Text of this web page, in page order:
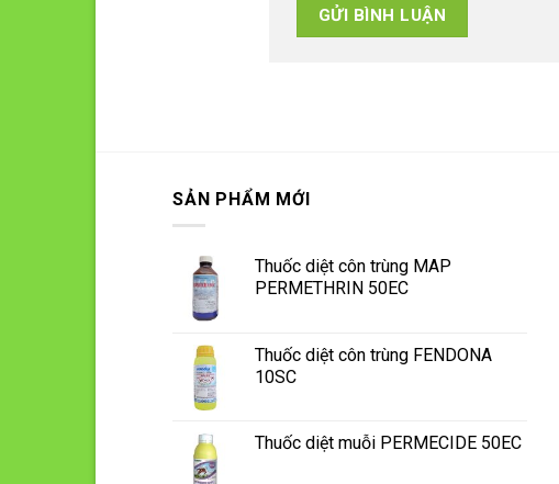
SẢN PHẨM MỚI
Thuốc diệt côn trùng MAP
PERMETHRIN 50EC
Thuốc diệt côn trùng FENDONA
10SC
Thuốc diệt muỗi PERMECIDE 50EC